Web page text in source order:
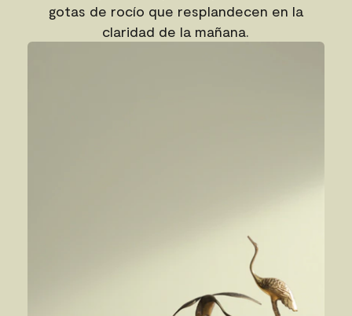
gotas de rocío que resplandecen en la
claridad de la mañana.